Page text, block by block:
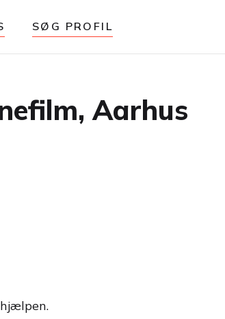
SØG PROFIL
Aarhus